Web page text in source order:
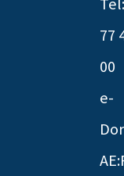
77
00
e-